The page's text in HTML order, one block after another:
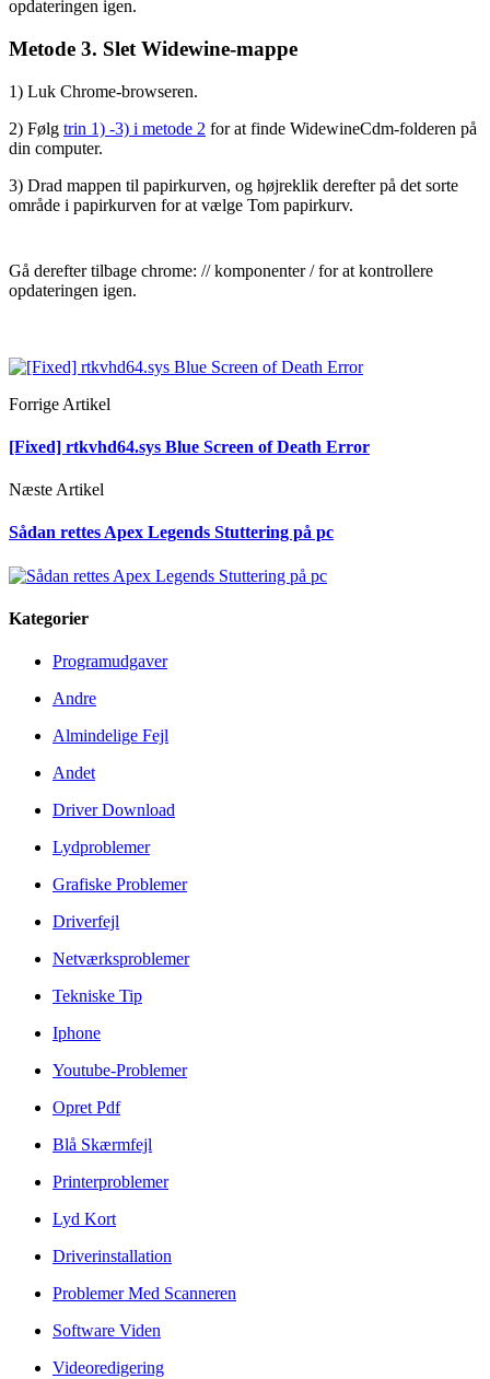
opdateringen igen.
Metode 3. Slet Widewine-mappe
1) Luk Chrome-browseren.
2) Følg trin 1) -3) i metode 2 for at finde WidewineCdm-folderen på
din computer.
3) Drad mappen til papirkurven, og højreklik derefter på det sorte
område i papirkurven for at vælge Tom papirkurv.
Gå derefter tilbage chrome: // komponenter / for at kontrollere
opdateringen igen.
Forrige Artikel
[Fixed] rtkvhd64.sys Blue Screen of Death Error
Næste Artikel
Sådan rettes Apex Legends Stuttering på pc
Kategorier
Programudgaver
Andre
Almindelige Fejl
Andet
Driver Download
Lydproblemer
Grafiske Problemer
Driverfejl
Netværksproblemer
Tekniske Tip
Iphone
Youtube-Problemer
Opret Pdf
Blå Skærmfejl
Printerproblemer
Lyd Kort
Driverinstallation
Problemer Med Scanneren
Software Viden
Videoredigering